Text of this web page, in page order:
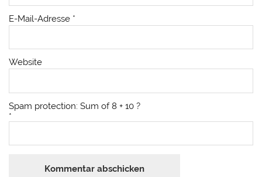
E-Mail-Adresse *
Website
Spam protection: Sum of 8 + 10 ?
*